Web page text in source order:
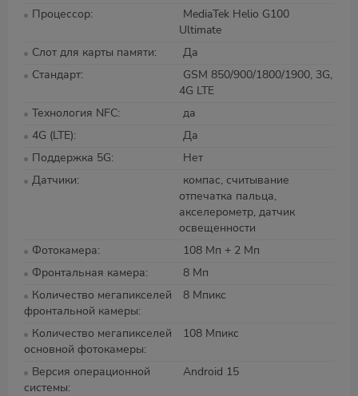
Процессор
MediaTek Helio G100
Ultimate
Слот для карты памяти
Да
Стандарт
GSM 850/900/1800/1900, 3G,
4G LTE
Технология NFC
да
4G (LTE)
Да
Поддержка 5G
Нет
Датчики
компас, считывание
отпечатка пальца,
акселерометр, датчик
освещенности
Фотокамера
108 Мп + 2 Мп
Фронтальная камера
8 Мп
Количество мегапикселей
фронтальной камеры
8 Мпикс
Количество мегапикселей
основной фотокамеры
108 Мпикс
Версия операционной
системы
Android 15